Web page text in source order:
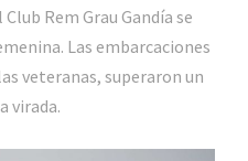
Rem Grau Gandía se
Las embarcaciones
veteranas, superaron un
virada.